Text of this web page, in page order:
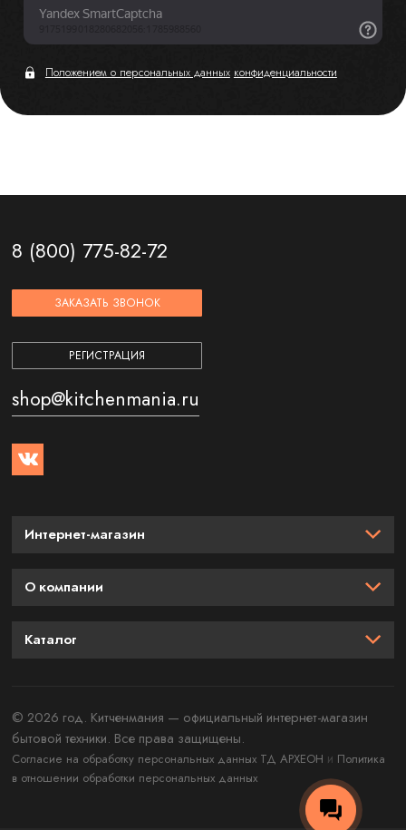
Положением о персональных данных конфиденциальности
8 (800) 775-82-72
ЗАКАЗАТЬ ЗВОНОК
РЕГИСТРАЦИЯ
shop@kitchenmania.ru
Интернет-магазин
О компании
Каталог
© 2026 год. Китченмания — официальный интернет-магазин
бытовой техники. Все права защищены.
Согласие на обработку персональных данных ТД АРХЕОН и Политика
в отношении обработки персональных данных